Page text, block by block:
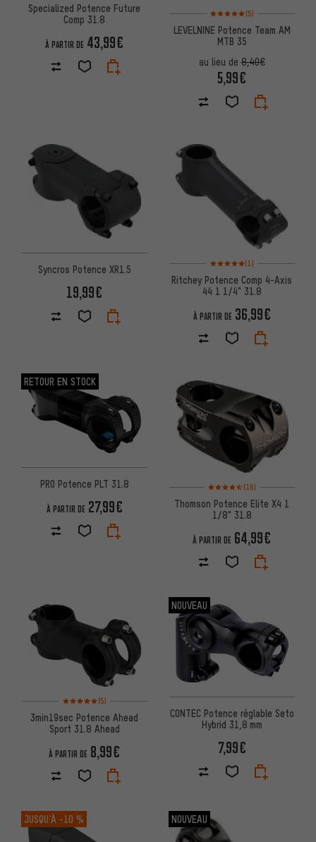
Specialized Potence Future
Comp 31.8
À PARTIR DE 43,99€
Note moyenne : 5 sur 5
(5)
LEVELNINE Potence Team AM
MTB 35
au lieu de8,40€
5,99€
Syncros Potence XR1.5
19,99€
Note moyenne : 5 sur 5
(1)
Ritchey Potence Comp 4-Axis
44 1 1/4" 31.8
À PARTIR DE 36,99€
RETOUR EN STOCK
PRO Potence PLT 31.8
À PARTIR DE 27,99€
Note moyenne : 4,5 sur 5
(16)
Thomson Potence Elite X4 1
1/8" 31.8
À PARTIR DE 64,99€
Note moyenne : 5 sur 5 d'après 5 avis
(5)
3min19sec Potence Ahead
Sport 31.8 Ahead
À PARTIR DE 8,99€
NOUVEAU
CONTEC Potence réglable Seto
Hybrid 31,8 mm
7,99€
JUSQU’À -10 % NOUVEAU